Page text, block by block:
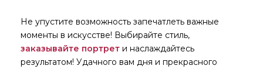
Не упустите возможность запечатлеть важные
моменты в искусстве! Выбирайте стиль,
заказывайте портрет и наслаждайтесь
результатом! Удачного вам дня и прекрасного